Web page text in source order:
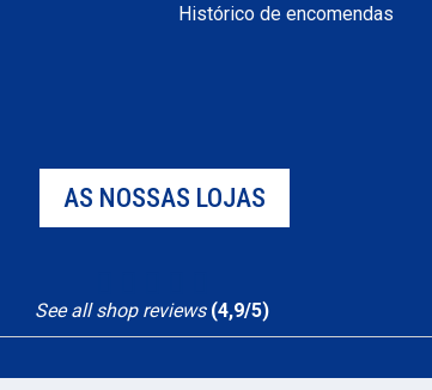
Histórico de encomendas
AS NOSSAS LOJAS
See all shop reviews (4,9/5)